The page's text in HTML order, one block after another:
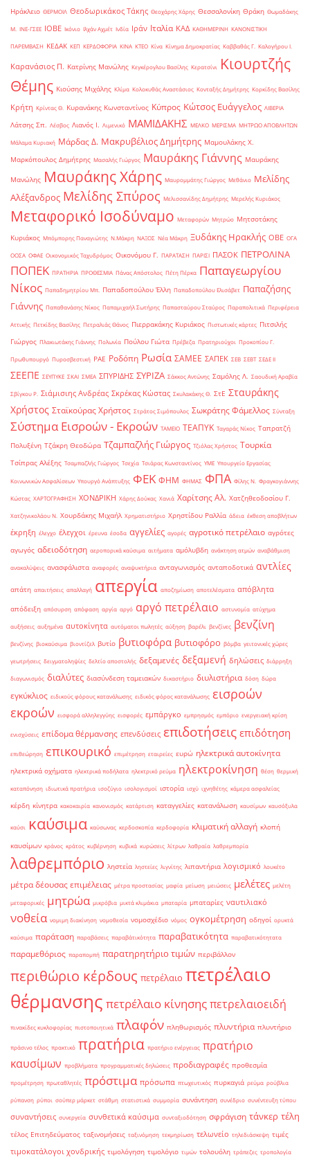
Ηράκλειο ΘΕΡΜΟΙΛ Θεοδωρικάκος Τάκης Θεοχάρης Χάρης Θεσσαλονίκη Θράκη Θωμαδάκης
Μ. ΙΝΕ-ΓΣΕΕ ΙΟΒΕ Ικόνιο Ιλχάν Αχμέτ Ινδία Ιράν Ιταλία ΚΑΔ ΚΑΘΗΜΕΡΙΝΗ ΚΑΝΟΝΙΣΤΙΚΗ
ΠΑΡΕΜΒΑΣΗ ΚΕΔΑΚ ΚΕΠ ΚΕΡΔΟΦΟΡΙΑ ΚΙΝΑ ΚΤΕΟ Κίνα Κίνημα Δημοκρατίας Καββαθάς Γ. Καλογήρου Ι.
Καρανάσιος Π. Κατρίνης Μανώλης Κεγκέρογλου Βασίλης Κερατσίνι
Κιουρτζής
Θέμης Κιούσης Μιχάλης Κλίμα Κολοκυθάς Αναστάσιος Κονταξής Δημήτρης Κορκίδης Βασίλης
Κρήτη Κρίντας Θ. Κυρανάκης Κωνσταντίνος Κύπρος Κώτσος Ευάγγελος ΛΙΒΕΡΙΑ
Λάτσης Σπ. Λέσβος Λιανός Ι. Λιμενικό ΜΑΜΙΔΑΚΗΣ ΜΕΛΚΟ ΜΕΡΙΣΜΑ ΜΗΤΡΩΟ ΑΠΟΒΛΗΤΩΝ
Μάλαμα Κυριακή Μάρδας Δ. Μακρυβέλιος Δημήτρης Μαμουλάκης Χ.
Μαρκόπουλος Δημήτρης Μασαλής Γιώργος Μαυράκης Γιάννης Μαυράκης
Μανώλης Μαυράκης Χάρης Μαυρομμάτης Γιώργος Μεθάνιο Μελίδης
Αλέξανδρος Μελίδης Σπύρος Μελισσανίδης Δημήτρης Μερελής Κυριάκος
Μεταφορικό Ισοδύναμο Μεταφορών Μητρώο Μητσοτάκης
Κυριάκος Μπόμπορης Παναγιώτης Ν.Μάκρη ΝΑΞΟΣ Νέα Μάκρη Ξυδάκης Ηρακλής ΟΒΕ ΟΓΑ
ΟΟΣΑ ΟΦΑΕ Οικονομικός Ταχυδρόμος Οικονόμου Γ. ΠΑΡΑΤΑΣΗ ΠΑΡΙΣΙ ΠΑΣΟΚ ΠΕΤΡΟΛΙΝΑ
ΠΟΠΕΚ ΠΡΑΤΗΡΙΑ ΠΡΟΘΕΣΜΙΑ Πάνας Απόστολος Πέτη Πέρκα Παπαγεωργίου
Νίκος Παπαδημητρίου Μπ. Παπαδοπούλου Έλλη Παπαδοπούλου Ελισάβετ Παπαζήσης
Γιάννης Παπαθανάσης Νίκος Παπαμιχαήλ Σωτήρης Παπασταύρου Σταύρος Παραπολιτικά Περιφέρεια
Αττικής Πετκίδης Βασίλης Πετραλιάς Θάνος Πιερρακάκης Κυριάκος Πιστωτικές κάρτες Πιτσιλής
Γιώργος Πλακιωτάκης Γιάννης Πολωνία Πούλου Γιώτα Πρέβεζα Πρατηριούχοι Προκοπίου Γ.
Πρωθυπουργό Πυροσβεστική ΡΑΕ Ροδόπη Ρωσία ΣΑΜΕΕ ΣΑΠΕΚ ΣΕΒ ΣΕΒΤ ΣΕΔΕ ΙΙ
ΣΕΕΠΕ ΣΕΥΠΥΚΕ ΣΚΑΙ ΣΜΕΑ ΣΠΥΡΙΔΗΣ ΣΥΡΙΖΑ Σάκκος Αντώνης Σαμόλης Λ. Σαουδική Αραβία
Σβίγκου Ρ. Σιάμισιης Ανδρέας Σκρέκας Κώστας Σκυλακάκης Θ. ΣτΕ Σταυράκης
Χρήστος Σταϊκούρας Χρήστος Στράτος Σιμόπουλος Σωκράτης Φάμελλος Σύνταξη
Σύστημα Εισροών - Εκροών ΤΑΜΕΙΟ ΤΕΑΠΥΚ Ταγαράς Νίκος Ταπρατζή
Πολυξένη Τζάκρη Θεοδώρα Τζαμπαζλής Γιώργος Τζιόλας Χρήστος Τουρκία
Τσίπρας Αλέξης Τσαμπαζλής Γιώργος Τσεχία Τσιάρας Κωνσταντίνος ΥΜΕ Υπουργείο Εργασίας
Κοινωνικών Ασφαλίσεων Υπουργό Ανάπτυξης ΦΕΚ ΦΗΜ ΦΗΜΑΣ ΦΠΑ Φίλης Ν. Φραγκογιάννης
Κώστας ΧΑΡΤΟΓΡΑΦΗΣΗ ΧΟΝΔΡΙΚΗ Χάρης Δούκας Χανιά Χαρίτσης Αλ. Χατζηθεοδοσίου Γ.
Χατζηνικολάου Ν. Χουρδάκης Μιχαήλ Χρηματιστήριο Χρηστίδου Ραλλία άδεια έκθεση αποβλήτων
έκρηξη έλεγχο έλεγχοι έρευνα έσοδα αγγελίες αγορές αγροτικό πετρέλαιο αγρότες
αγωγός αδειοδότηση αεροπορικά καύσιμα αιτήματα αμόλυβδη ανάκτηση ατμών αναβάθμιση
ανακαλύψεις ανασφάλιστα αναφορές αναψυκτήρια ανταγωνισμός ανταποδοτικά αντλίες
απάτη απαιτήσεις απαλλαγή απεργία αποζημίωση αποτελέσματα απόβλητα
απόδειξη απόσυρση απόφαση αργία αργό αργό πετρέλαιο αστυνομία ατύχημα
αυξήσεις αυξημένα αυτοκίνητα αυτόματοι πωλητές αύξηση βαρέλι βενζίνες βενζίνη
βενζίνης βιοκαύσιμα βιοντίζελ βυτίο βυτιοφόρα βυτιοφόρο βόμβα γειτονικές χώρες
γεωτρήσεις δειγματοληψίες δελτίο αποστολής δεξαμενές δεξαμενή δηλώσεις διάρρηξη
διαγωνισμός διαλύτες διασύνδεση ταμειακών δικαστήριο διυλιστήρια δόση δώρα
εγκύκλιος ειδικούς φόρους κατανάλωσης ειδικός φόρος κατανάλωσης εισροών
εκροών εισφορά αλληλεγγύης εισφορές εμπάργκο εμπρησμός εμπόριο ενεργειακή κρίση
ενισχύσεις επίδομα θέρμανσης επενδύσεις επιδοτήσεις επιδότηση
επιθεώρηση επικουρικό επιμέτρηση εταιρείες ευρώ ηλεκτρικά αυτοκίνητα
ηλεκτρικά οχήματα ηλεκτρικά ποδήλατα ηλεκτρικό ρεύμα ηλεκτροκίνηση θέση θερμική
καταπόνηση ιδιωτικά πρατήρια ισοζύγιο ισολογισμοί ιστορία ισχύ ιχνηθέτης κάμερα ασφαλείας
κέρδη κίνητρα κακοκαιρία κανονισμός κατάρτιση καταγγελίες κατανάλωση καυσίμων καυσόξυλα
καύσι καύσιμα καύσωνας κερδοσκοπία κερδοφορία κλιματική αλλαγή κλοπή
καυσίμων κράνος κράτος κυβέρνηση κυβικά κυρώσεις λίτρων λαθραία λαθρεμπορία
λαθρεμπόριο ληστεία ληστείες λιγνίτης λιπαντήρια λογισμικό λουκέτο
μέτρα δέουσας επιμέλειας μέτρα προστασίας μαφία μείωση μειώσεις μελέτες μελέτη
μεταφορικές μητρώα μικρόβια μικτά κλιμάκια μπαταρία μπαταρίες ναυτιλιακό
νοθεία νομιμη διακίνηση νομοθεσία νομοσχέδιο νόμος ογκομέτρηση οδηγοί ορυκτά
καύσιμα παράταση παραβάσεις παραβάτικότητα παραβατικότητα παραβατικότητατα
παραμεθόριος παραπομπή παρατηρητήριο τιμών περιβάλλον
περιθώριο κέρδους πετρέλαιο πετρέλαιο
θέρμανσης πετρέλαιο κίνησηςπετρελαιοειδή
πινακίδες κυκλοφορίας πιστοποιητικά πλαφόν πληθωρισμός πλυντήρια πλυντήριο
πράσινο τέλος πρακτικό πρατήρια πρατήριο ενέργειας πρατήριο
καυσίμων προβλήματα προγραμματικές δηλώσεις προδιαγραφές προθεσμία
προμέτρηση πρωταθλητές πρόστιμα πρόσωπα πτωχευτικός πυρκαγιά ρεύμα ρούβλια
ρύπανση ρύποι σούπερ μάρκετ στάθμη στατιστικά συμμορία συνάντηση συνέδριο συνέντευξη τύπου
συναντήσεις συνεργεία συνθετικά καύσιμα συνταξιοδότηση σφράγιση τάνκερ τέλη
τέλος Επιτηδεύματος ταξινομήσεις ταξινόμηση τεκμηρίωση τελωνείο τηλεδιάσκεψη τιμές
τιμοκατάλογοι χονδρικής τιμολόγηση τιμολόγιο τιμών τολουόλη τράπεζες τροπολογία